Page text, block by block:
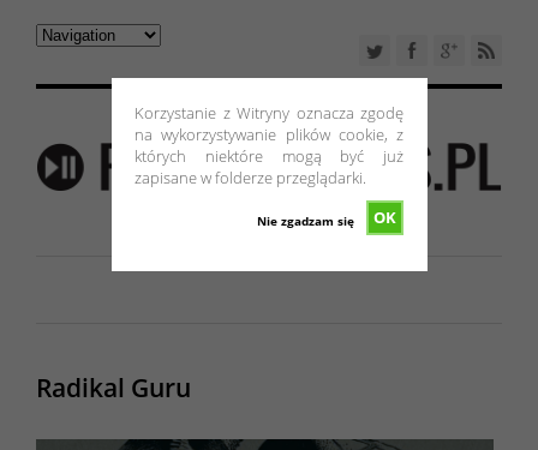
Korzystanie z Witryny oznacza zgodę
na wykorzystywanie plików cookie, z
których niektóre mogą być już
zapisane w folderze przeglądarki.
OK
Nie zgadzam się
Radikal Guru